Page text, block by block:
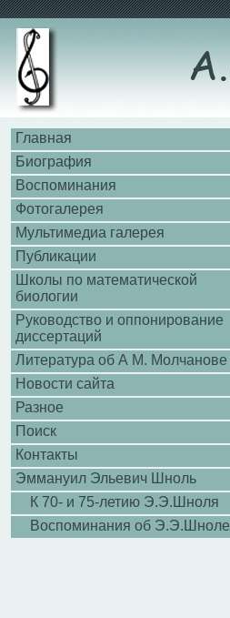
Главная
Биография
Воспоминания
Фотогалерея
Мультимедиа галерея
Публикации
Школы по математической
биологии
Руководство и оппонирование
диссертаций
Литература об А М. Молчанове
Новости сайта
Разное
Поиск
Контакты
Эммануил Эльевич Шноль
К 70- и 75-летию Э.Э.Шноля
Воспоминания об Э.Э.Шноле